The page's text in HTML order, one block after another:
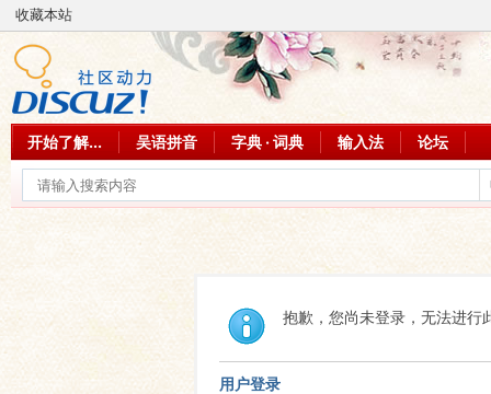
收藏本站
开始了解... 吴语拼音 字典 · 词典 输入法 论坛
抱歉，您尚未登录，无法进行
用户登录